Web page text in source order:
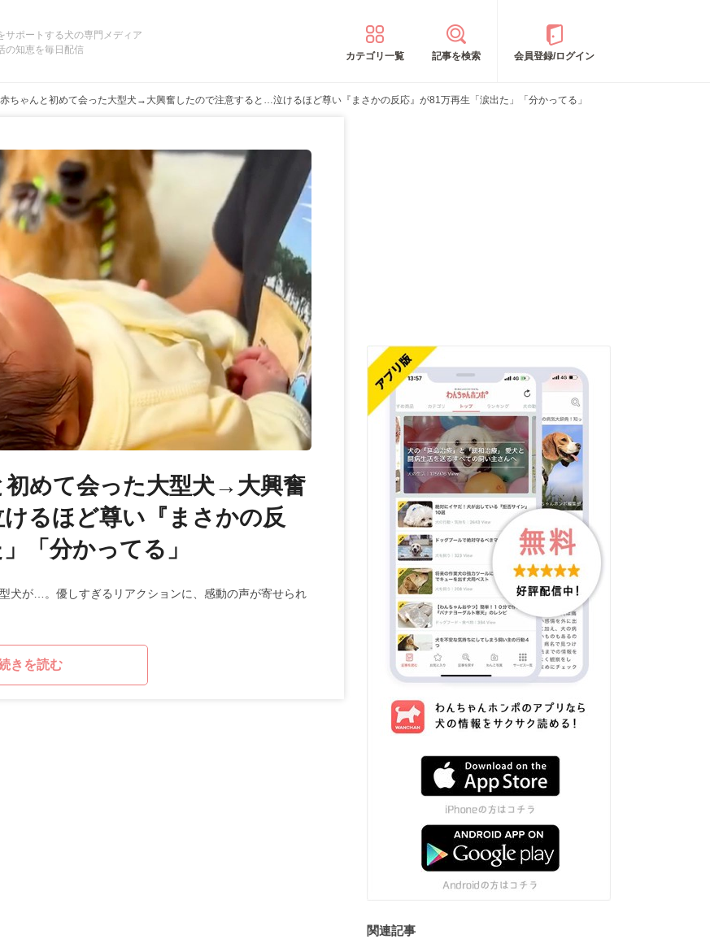
サポートする犬の専門メディア
の知恵を毎日配信
カテゴリ一覧 記事を検索 会員登録/ログイン
ちゃんと初めて会った大型犬→大興奮したので注意すると…泣けるほど尊い『まさかの反応』が81万再生「涙出た」「分かってる」
めて会った大型犬→大興奮
るほど尊い『まさかの反
「分かってる」
犬が…。優しすぎるリアクションに、感動の声が寄せられ
きを読む
関連記事